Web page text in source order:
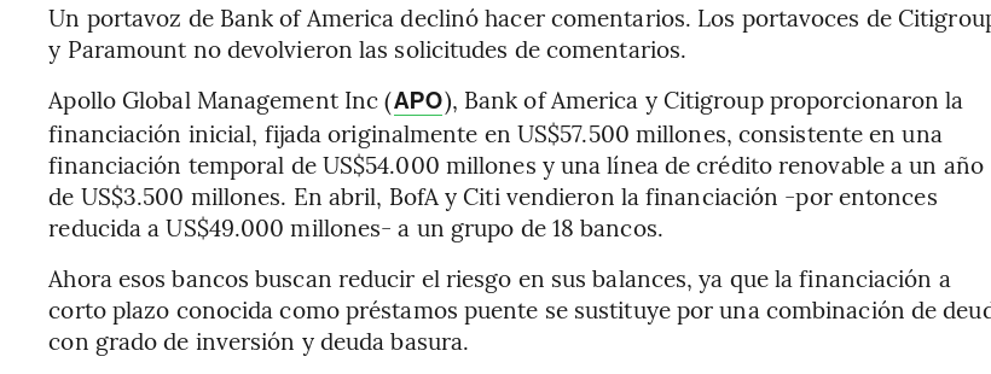
Un portavoz de Bank of America declinó hacer comentarios. Los portavoces de
y Paramount no devolvieron las solicitudes de comentarios.
Apollo Global Management Inc (APO), Bank of America y Citigroup proporcionaron la
financiación inicial, fijada originalmente en US$57.500 millones, consistente en una
financiación temporal de US$54.000 millones y una línea de crédito renovable a un año
de US$3.500 millones. En abril, BofA y Citi vendieron la financiación -por entonces
reducida a US$49.000 millones- a un grupo de 18 bancos.
Ahora esos bancos buscan reducir el riesgo en sus balances, ya que la financiación a
corto plazo conocida como préstamos puente se sustituye por una combinación de
con grado de inversión y deuda basura.